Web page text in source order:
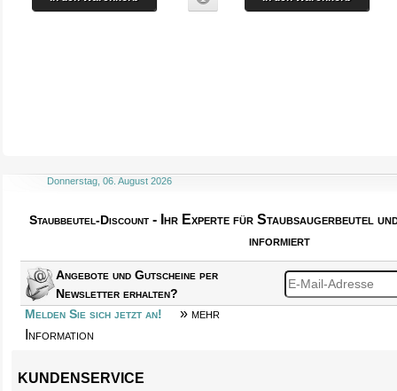
Donnerstag, 06. August 2026
Staubbeutel-Discount - Ihr Experte für Staubsaugerbeutel
informiert
Angebote und Gutscheine per
Newsletter erhalten?
Melden Sie sich jetzt an!
» mehr
Information
KUNDENSERVICE